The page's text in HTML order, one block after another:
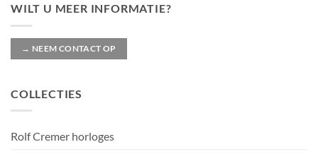
WILT U MEER INFORMATIE?
→ NEEM CONTACT OP
COLLECTIES
Rolf Cremer horloges